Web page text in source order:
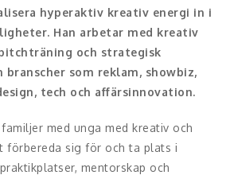
facilitator
hyperaktiv kreativ energi in i
Han arbetar med kreativ
och strategisk
som reklam, showbiz,
tech och affärsinnovation.
med unga med kreativ och
förbereda sig för och ta plats i
mentorskap och